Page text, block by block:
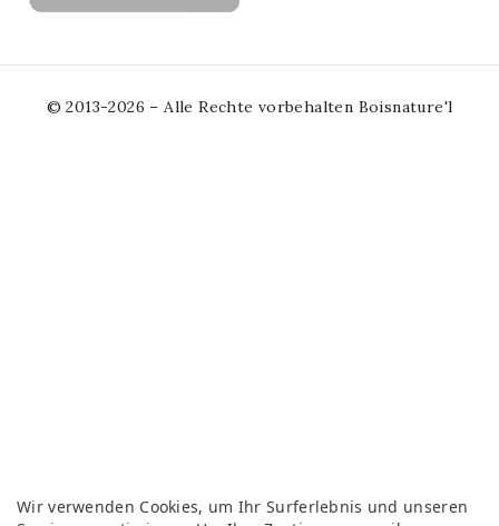
Wir verwenden Cookies, um Ihr Surferlebnis und unseren
© 2013-2026 – Alle Rechte vorbehalten Boisnature'l